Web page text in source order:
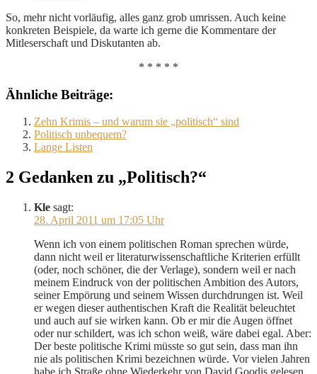
So, mehr nicht vorläufig, alles ganz grob umrissen. Auch keine
konkreten Beispiele, da warte ich gerne die Kommentare der
Mitleserschaft und Diskutanten ab.
* * * * *
Ähnliche Beiträge:
Zehn Krimis – und warum sie „politisch“ sind
Politisch unbequem?
Lange Listen
2 Gedanken zu „Politisch?“
Kle sagt:
28. April 2011 um 17:05 Uhr
Wenn ich von einem politischen Roman sprechen würde,
dann nicht weil er literaturwissenschaftliche Kriterien erfüllt
(oder, noch schöner, die der Verlage), sondern weil er nach
meinem Eindruck von der politischen Ambition des Autors,
seiner Empörung und seinem Wissen durchdrungen ist. Weil
er wegen dieser authentischen Kraft die Realität beleuchtet
und auch auf sie wirken kann. Ob er mir die Augen öffnet
oder nur schildert, was ich schon weiß, wäre dabei egal. Aber:
Der beste politische Krimi müsste so gut sein, dass man ihn
nie als politischen Krimi bezeichnen würde. Vor vielen Jahren
habe ich Straße ohne Wiederkehr von David Goodis gelesen.